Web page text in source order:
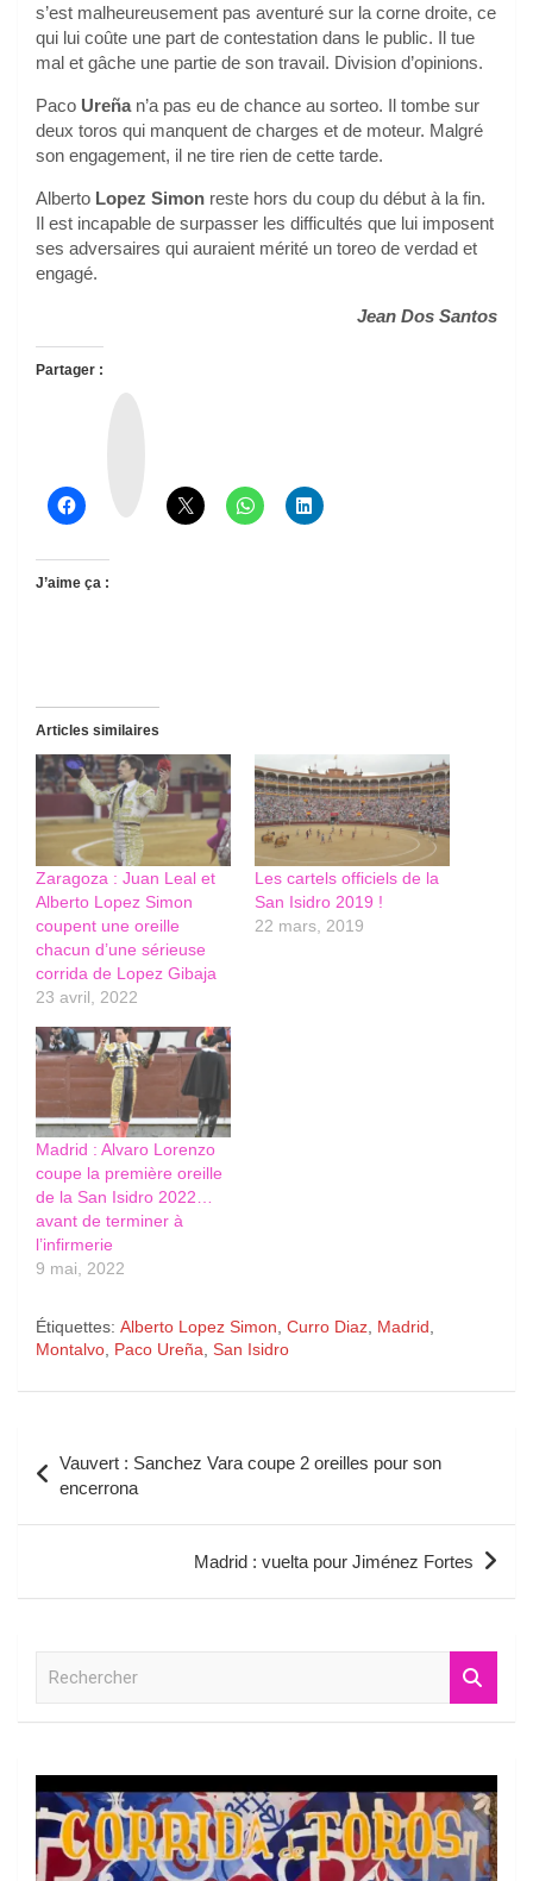
s’est malheureusement pas aventuré sur la corne droite, ce
qui lui coûte une part de contestation dans le public. Il tue
mal et gâche une partie de son travail. Division d’opinions.
Paco Ureña n’a pas eu de chance au sorteo. Il tombe sur
deux toros qui manquent de charges et de moteur. Malgré
son engagement, il ne tire rien de cette tarde.
Alberto Lopez Simon reste hors du coup du début à la fin.
Il est incapable de surpasser les difficultés que lui imposent
ses adversaires qui auraient mérité un toreo de verdad et
engagé.
Jean Dos Santos
Partager :
J’aime ça :
Articles similaires
Zaragoza : Juan Leal et
Alberto Lopez Simon
coupent une oreille
chacun d’une sérieuse
corrida de Lopez Gibaja
23 avril, 2022
Les cartels officiels de la
San Isidro 2019 !
22 mars, 2019
Madrid : Alvaro Lorenzo
coupe la première oreille
de la San Isidro 2022…
avant de terminer à
l’infirmerie
9 mai, 2022
Étiquettes: Alberto Lopez Simon, Curro Diaz, Madrid,
Montalvo, Paco Ureña, San Isidro
de
l’article
Vauvert : Sanchez Vara coupe 2 oreilles pour son
encerrona
Madrid : vuelta pour Jiménez Fortes
r
c
h
e